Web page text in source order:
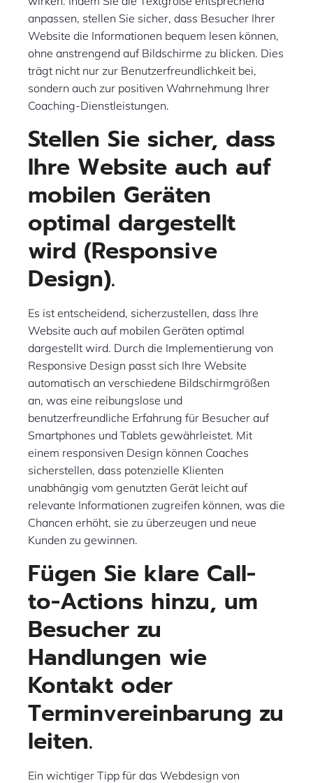
anpassen, stellen Sie sicher, dass Besucher Ihrer
Website die Informationen bequem lesen können,
ohne anstrengend auf Bildschirme zu blicken. Dies
trägt nicht nur zur Benutzerfreundlichkeit bei,
sondern auch zur positiven Wahrnehmung Ihrer
Coaching-Dienstleistungen.
Stellen Sie sicher, dass
Ihre Website auch auf
mobilen Geräten
optimal dargestellt
wird (Responsive
Design).
Es ist entscheidend, sicherzustellen, dass Ihre
Website auch auf mobilen Geräten optimal
dargestellt wird. Durch die Implementierung von
Responsive Design passt sich Ihre Website
automatisch an verschiedene Bildschirmgrößen
an, was eine reibungslose und
benutzerfreundliche Erfahrung für Besucher auf
Smartphones und Tablets gewährleistet. Mit
einem responsiven Design können Coaches
sicherstellen, dass potenzielle Klienten
unabhängig vom genutzten Gerät leicht auf
relevante Informationen zugreifen können, was die
Chancen erhöht, sie zu überzeugen und neue
Kunden zu gewinnen.
Fügen Sie klare Call-
to-Actions hinzu, um
Besucher zu
Handlungen wie
Kontakt oder
Terminvereinbarung zu
leiten.
Ein wichtiger Tipp für das Webdesign von